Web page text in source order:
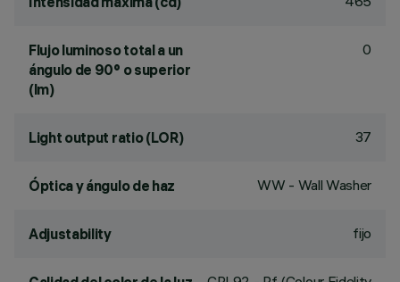
Flujo luminoso total a un
ángulo de 90° o superior
(lm)
0
Light output ratio (LOR) 37
Óptica y ángulo de haz WW - Wall Washer
Adjustability fijo